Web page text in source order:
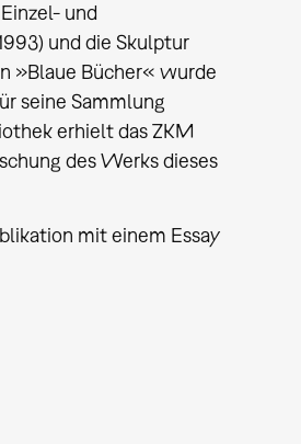
und
und die Skulptur
»Blaue Bücher« wurde
seine Sammlung
erhielt das ZKM
des Werks dieses
mit einem Essay